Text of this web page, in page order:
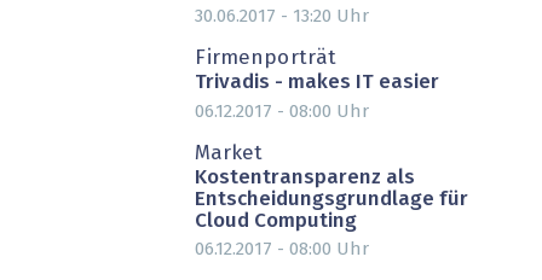
30.06.2017 - 13:20 Uhr
Firmenporträt
Trivadis - makes IT easier
06.12.2017 - 08:00 Uhr
Market
Kostentransparenz als
Entscheidungsgrundlage für
Cloud Computing
06.12.2017 - 08:00 Uhr